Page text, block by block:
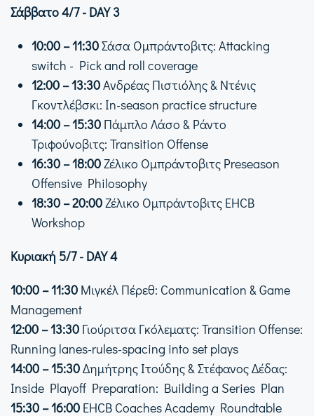
Σάββατο 4/7 - DAY 3
10:00 – 11:30Σάσα Ομπράντοβιτς: Attacking
switch - Pick and roll coverage
12:00 – 13:30Ανδρέας Πιστιόλης & Ντένις
Γκοντλέβσκι: In-season practice structure
14:00 – 15:30 Πάμπλο Λάσο & Ράντο
Τριφούνοβιτς: Transition Offense
16:30 – 18:00Ζέλικο Ομπράντοβιτς Preseason
Offensive Philosophy
18:30 – 20:00Ζέλικο Ομπράντοβιτς EHCB
Workshop
Κυριακή 5/7 - DAY 4
10:00 – 11:30 Μιγκέλ Πέρεθ: Communication & Game
Management
12:00 – 13:30 Γιούριτσα Γκόλεματς: Transition Offense:
Running lanes-rules-spacing into set plays
14:00 – 15:30Δημήτρης Ιτούδης & Στέφανος Δέδας:
Inside Playoff Preparation: Building a Series Plan
15:30 – 16:00 EHCB Coaches Academy Roundtable